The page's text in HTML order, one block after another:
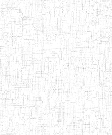
28/12/2007 ENIEG Privé
28/08/2009 ENIEG Privé
03/06/2014 ENIEG Privé
26/05/2014 ENIEG Privé